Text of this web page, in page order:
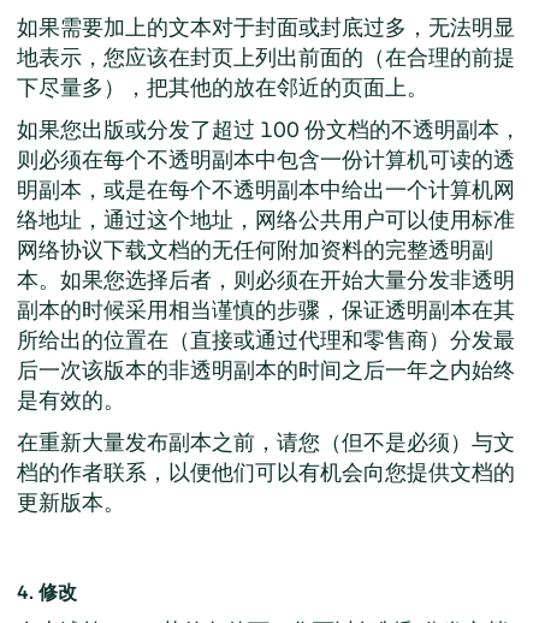
如果需要加上的文本对于封面或封底过多，无法明显
地表示，您应该在封页上列出前面的（在合理的前提
下尽量多），把其他的放在邻近的页面上。
如果您出版或分发了超过 100 份文档的不透明副本，
则必须在每个不透明副本中包含一份计算机可读的透
明副本，或是在每个不透明副本中给出一个计算机网
络地址，通过这个地址，网络公共用户可以使用标准
网络协议下载文档的无任何附加资料的完整透明副
本。如果您选择后者，则必须在开始大量分发非透明
副本的时候采用相当谨慎的步骤，保证透明副本在其
所给出的位置在（直接或通过代理和零售商）分发最
后一次该版本的非透明副本的时间之后一年之内始终
是有效的。
在重新大量发布副本之前，请您（但不是必须）与文
档的作者联系，以便他们可以有机会向您提供文档的
更新版本。
4. 修改